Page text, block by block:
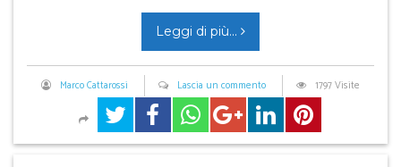
Leggi di più...
Marco Cattarossi Lascia un commento 1797 Visite